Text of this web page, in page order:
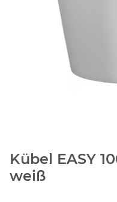
Kübel EASY
weiß